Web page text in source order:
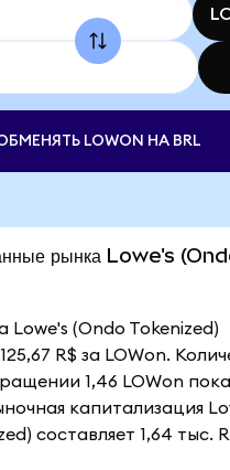
LOWON НА BRL
рынка Lowe's
Lowe's (Ondo Tokenized)
R$ за LOWon.
1,46 LOWon
капитализация
составляет 1,64 тыс.